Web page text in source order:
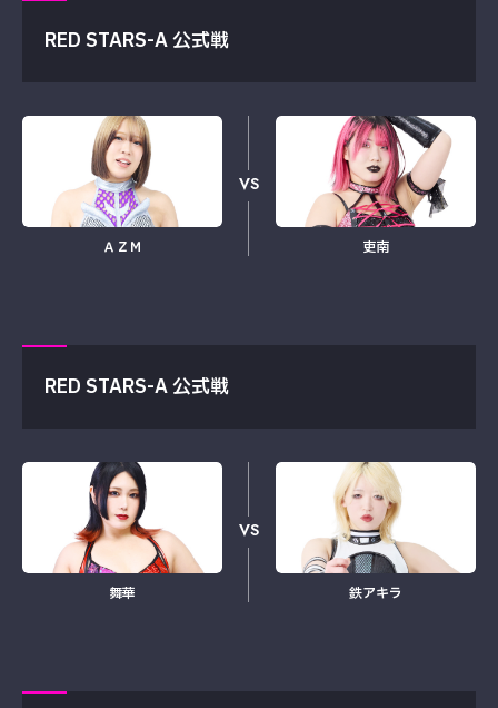
RED STARS-A 公式戦
ＡＺＭ
VS
吏南
RED STARS-A 公式戦
舞華
VS
鉄アキラ